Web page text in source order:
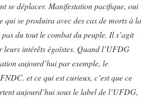
se déplacer. Manifestation pacifique, oui
qui se produira avec des cas de morts à la
du tout le combat du peuple. Il s’agit
leurs intérêts égoïstes. Quand l’UFDG
aujourd’hui par exemple, le
et ce qui est curieux, c’est que ce
aujourd’hui sous le label de l’UFDG,